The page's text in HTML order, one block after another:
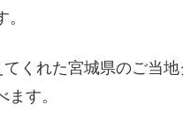
くれた宮城県のご当
す。